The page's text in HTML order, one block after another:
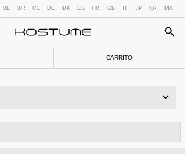
BE BR CL DE DK ES FR GB IT JP KR MX
CARRITO